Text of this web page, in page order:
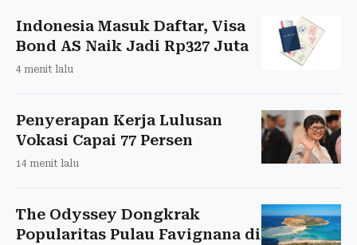
Indonesia Masuk Daftar, Visa
Bond AS Naik Jadi Rp327 Juta
4 menit lalu
Penyerapan Kerja Lulusan
Vokasi Capai 77 Persen
14 menit lalu
The Odyssey Dongkrak
Popularitas Pulau Favignana di